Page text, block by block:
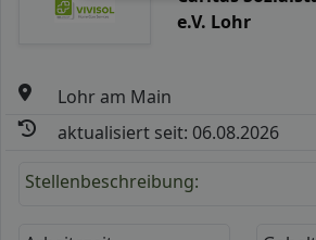
e.V. Lohr
Lohr am Main
aktualisiert seit: 06.08.2026
Stellenbeschreibung: